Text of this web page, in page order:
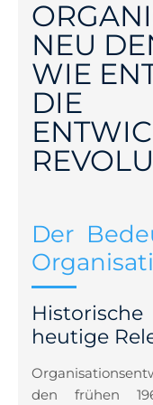
NEU
WIE
DIE
Der
heutige
den frühen